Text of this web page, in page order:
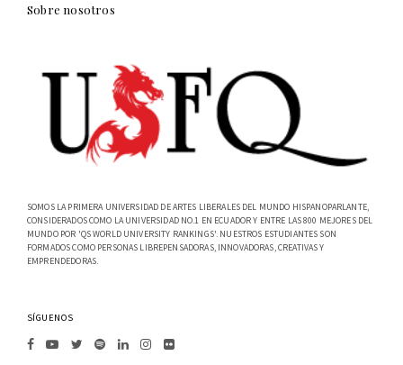
Sobre nosotros
SOMOS LA PRIMERA UNIVERSIDAD DE ARTES LIBERALES DEL MUNDO HISPANOPARLANTE,
CONSIDERADOS COMO LA UNIVERSIDAD NO.1 EN ECUADOR Y ENTRE LAS 800 MEJORES DEL
MUNDO POR 'QS WORLD UNIVERSITY RANKINGS'. NUESTROS ESTUDIANTES SON
FORMADOS COMO PERSONAS LIBREPENSADORAS, INNOVADORAS, CREATIVAS Y
EMPRENDEDORAS.
SÍGUENOS